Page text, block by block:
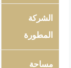
الشركة
المطورة
مساحة